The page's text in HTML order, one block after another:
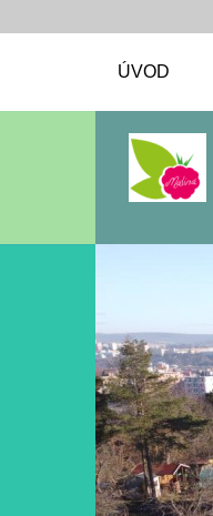
ÚVOD